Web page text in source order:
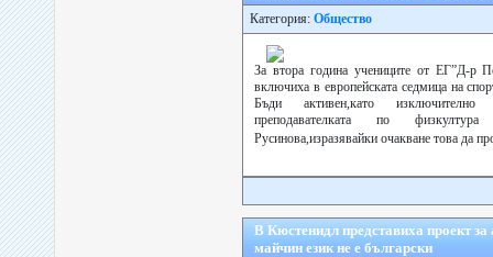
Категория: Общество
За втора година учениците от ЕГ”Д-р
включиха в европейската седмица на
Бъди активен,като
преподавателката по
Русинова,изразявайки очакване това да
В Кюстенидл представиха проект за
майчин език не е български